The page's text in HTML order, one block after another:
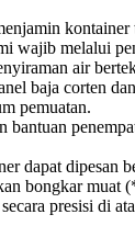
wajib melalui
air
baja corten
pemuatan.
bantuan
dapat dipesan
bongkar muat
presisi di